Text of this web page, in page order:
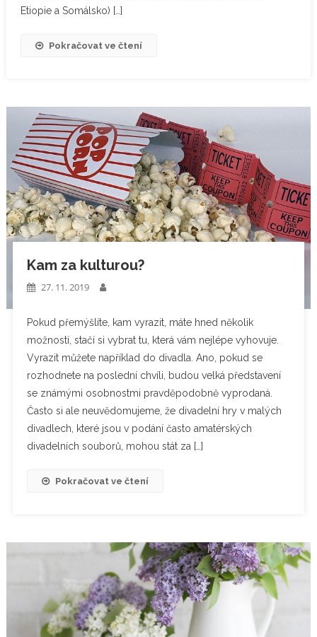
Etiopie a Somálsko) […]
Pokračovat ve čtení
Kam za kulturou?
27. 11. 2019
Pokud přemýšlíte, kam vyrazit, máte hned několik
možností, stačí si vybrat tu, která vám nejlépe vyhovuje.
Vyrazit můžete například do divadla. Ano, pokud se
rozhodnete na poslední chvíli, budou velká představení
se známými osobnostmi pravděpodobně vyprodaná.
Často si ale neuvědomujeme, že divadelní hry v malých
divadlech, které jsou v podání často amatérských
divadelních souborů, mohou stát za […]
Pokračovat ve čtení